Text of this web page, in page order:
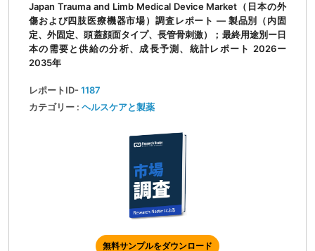
Japan Trauma and Limb Medical Device Market（日本の外
傷および四肢医療機器市場）調査レポート ― 製品別（内固
定、外固定、頭蓋顔面タイプ、長管骨刺激）；最終用途別ー日
本の需要と供給の分析、成長予測、統計レポート 2026ー
2035年
レポートID-1187
カテゴリー : ヘルスケアと製薬
無料サンプルをダウンロード